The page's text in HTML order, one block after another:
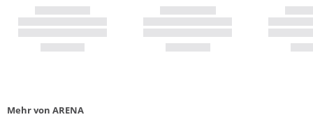
Mehr von ARENA